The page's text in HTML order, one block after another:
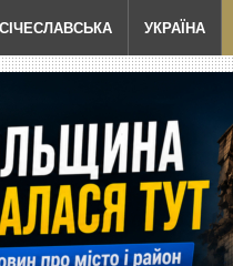
СІЧЕСЛАВСЬКА УКРАЇНА